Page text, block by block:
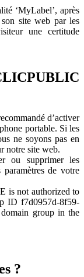
‘MyLabel’, après
site web par les
une certitude
d’activer
portable. Si les
ne soyons pas en
notre site web.
ou supprimer les
de votre
is not authorized to
ID f7d0957d-8f59-
group in the
?